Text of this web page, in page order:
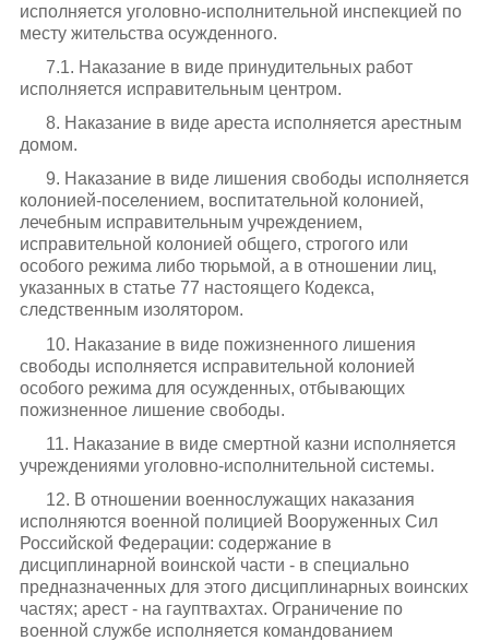
исполняется уголовно-исполнительной инспекцией по
месту жительства осужденного.
7.1. Наказание в виде принудительных работ
исполняется исправительным центром.
8. Наказание в виде ареста исполняется арестным
домом.
9. Наказание в виде лишения свободы исполняется
колонией-поселением, воспитательной колонией,
лечебным исправительным учреждением,
исправительной колонией общего, строгого или
особого режима либо тюрьмой, а в отношении лиц,
указанных в статье 77 настоящего Кодекса,
следственным изолятором.
10. Наказание в виде пожизненного лишения
свободы исполняется исправительной колонией
особого режима для осужденных, отбывающих
пожизненное лишение свободы.
11. Наказание в виде смертной казни исполняется
учреждениями уголовно-исполнительной системы.
12. В отношении военнослужащих наказания
исполняются военной полицией Вооруженных Сил
Российской Федерации: содержание в
дисциплинарной воинской части - в специально
предназначенных для этого дисциплинарных воинских
частях; арест - на гауптвахтах. Ограничение по
военной службе исполняется командованием